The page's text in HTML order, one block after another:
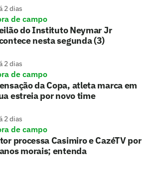
2 dias
de campo
do Instituto Neymar Jr
nesta segunda (3)
2 dias
de campo
da Copa, atleta marca em
estreia por novo time
2 dias
de campo
processa Casimiro e CazéTV por
morais; entenda